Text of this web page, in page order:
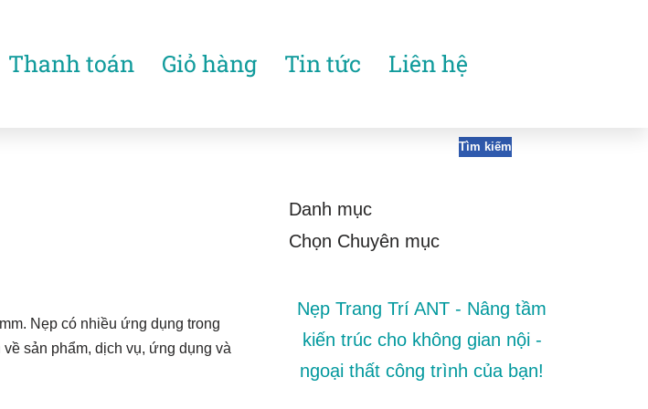
Thanh toán Giỏ hàng Tin tức Liên hệ
Nẹp có nhiều ứng dụng trong
sản phẩm, dịch vụ, ứng dụng và
Tìm kiếm
Danh mục
Nẹp Trang Trí ANT - Nâng tầm
kiến trúc cho không gian nội -
ngoại thất công trình của bạn!